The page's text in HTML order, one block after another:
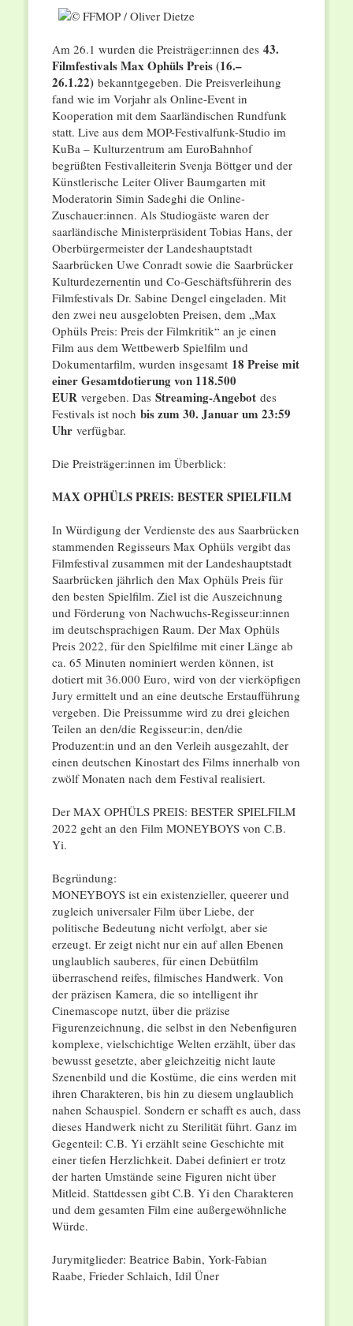
Am 26.1 wurden die Preisträger:innen des43.
Filmfestivals Max Ophüls Preis (16.–
26.1.22)bekanntgegeben. Die Preisverleihung
fand wie im Vorjahr als Online-Event in
Kooperation mit dem Saarländischen Rundfunk
statt. Live aus dem MOP-Festivalfunk-Studio im
KuBa – Kulturzentrum am EuroBahnhof
begrüßten Festivalleiterin Svenja Böttger und der
Künstlerische Leiter Oliver Baumgarten mit
Moderatorin Simin Sadeghi die Online-
Zuschauer:innen. Als Studiogäste waren der
saarländische Ministerpräsident Tobias Hans, der
Oberbürgermeister der Landeshauptstadt
Saarbrücken Uwe Conradt sowie die Saarbrücker
Kulturdezernentin und Co-Geschäftsführerin des
Filmfestivals Dr. Sabine Dengel eingeladen. Mit
den zwei neu ausgelobten Preisen, dem „Max
Ophüls Preis: Preis der Filmkritik“ an je einen
Film aus dem Wettbewerb Spielﬁlm und
Dokumentarﬁlm, wurden insgesamt 18 Preise mit
einer Gesamtdotierung von 118.500
EURvergeben. Das Streaming-Angebot des
Festivals ist noch bis zum 30. Januar um 23:59
Uhrverfügbar.
Die Preisträger:innen im Überblick:
MAX OPHÜLS PREIS: BESTER SPIELFILM
In Würdigung der Verdienste des aus Saarbrücken
stammenden Regisseurs Max Ophüls vergibt das
Filmfestival zusammen mit der Landeshauptstadt
Saarbrücken jährlich den Max Ophüls Preis für
den besten Spielfilm. Ziel ist die Auszeichnung
und Förderung von Nachwuchs-Regisseur:innen
im deutschsprachigen Raum. Der Max Ophüls
Preis 2022, für den Spielfilme mit einer Länge ab
ca. 65 Minuten nominiert werden können, ist
dotiert mit 36.000 Euro, wird von der vierköpfigen
Jury ermittelt und an eine deutsche Erstaufführung
vergeben. Die Preissumme wird zu drei gleichen
Teilen an den/die Regisseur:in, den/die
Produzent:in und an den Verleih ausgezahlt, der
einen deutschen Kinostart des Films innerhalb von
zwölf Monaten nach dem Festival realisiert.
Der MAX OPHÜLS PREIS: BESTER SPIELFILM
2022 geht an den Film MONEYBOYS von C.B.
Yi.
Begründung:
MONEYBOYS ist ein existenzieller, queerer und
zugleich universaler Film über Liebe, der
politische Bedeutung nicht verfolgt, aber sie
erzeugt. Er zeigt nicht nur ein auf allen Ebenen
unglaublich sauberes, für einen Debütfilm
überraschend reifes, filmisches Handwerk. Von
der präzisen Kamera, die so intelligent ihr
Cinemascope nutzt, über die präzise
Figurenzeichnung, die selbst in den Nebenfiguren
komplexe, vielschichtige Welten erzählt, über das
bewusst gesetzte, aber gleichzeitig nicht laute
Szenenbild und die Kostüme, die eins werden mit
ihren Charakteren, bis hin zu diesem unglaublich
nahen Schauspiel. Sondern er schafft es auch, dass
dieses Handwerk nicht zu Sterilität führt. Ganz im
Gegenteil: C.B. Yi erzählt seine Geschichte mit
einer tiefen Herzlichkeit. Dabei definiert er trotz
der harten Umstände seine Figuren nicht über
Mitleid. Stattdessen gibt C.B. Yi den Charakteren
und dem gesamten Film eine außergewöhnliche
Würde.
Jurymitglieder: Beatrice Babin, York-Fabian
Raabe, Frieder Schlaich, Idil Üner